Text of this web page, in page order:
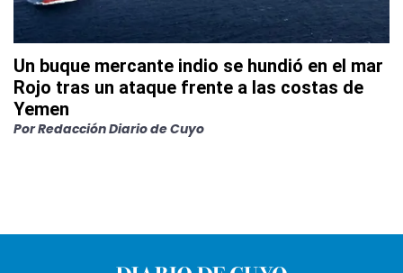
Un buque mercante indio se hundió en el mar
Rojo tras un ataque frente a las costas de
Yemen
PorRedacción Diario de Cuyo